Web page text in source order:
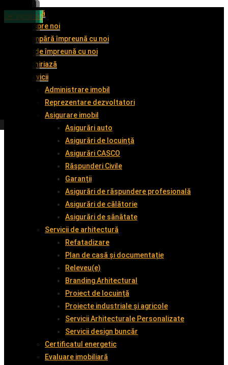
Acasă
Despre noi
Cumpără împreună cu noi
Vinde împreună cu noi
Închiriază
Servicii
Administrare imobil
Reprezentare dezvoltatori
Asigurare imobil
Asigurări auto
Asigurări de locuință
Asigurări CASCO
Răspunderi Civile
Garanții
Asigurări de răspundere profesională
Asigurări de călătorie
Asigurări de sănătate
Servicii de arhitectură
Refatadizare
Plan de casă și documentație
Releveu(e)
Branding Arhitectural
Proiect de locuință
Proiecte industriale și agricole
Servicii Arhitecturale Personalizate
Servicii design buncăr
Certificatul energetic
Evaluare imobiliară
De vânzare
De vânzare
De vânzare
De închiriat